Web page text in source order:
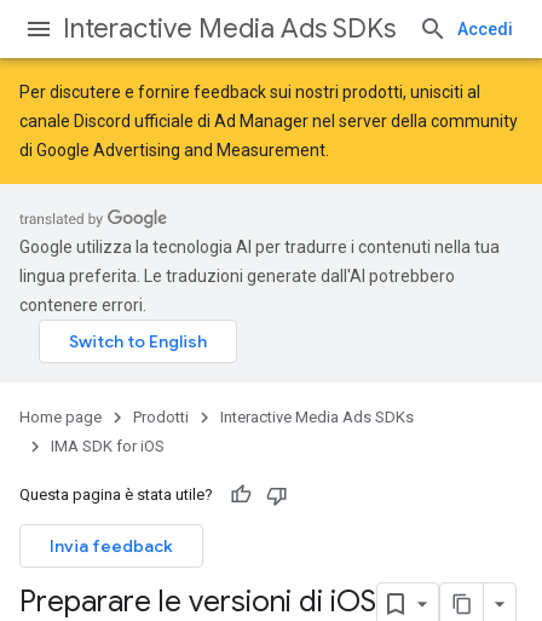
Interactive Media Ads SDKs Accedi
Per discutere e fornire feedback sui nostri prodotti, unisciti al
canale Discord ufficiale di Ad Manager nel server della community
di Google Advertising and Measurement
Google utilizza la tecnologia AI per tradurre i contenuti nella tua
lingua preferita. Le traduzioni generate dall'AI potrebbero
contenere errori.
Home page Prodotti
Interactive Media Ads SDKs
IMA SDK for iOS
Questa pagina è stata utile?
Invia feedback
Preparare le versioni di iOS